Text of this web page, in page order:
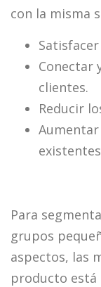
con la misma
Conectar
clientes.
Reducir
Para
grupos
aspectos, las
producto está